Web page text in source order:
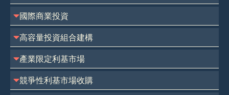
國際商業投資
高容量投資組合建構
產業限定利基市場
競爭性利基市場收購